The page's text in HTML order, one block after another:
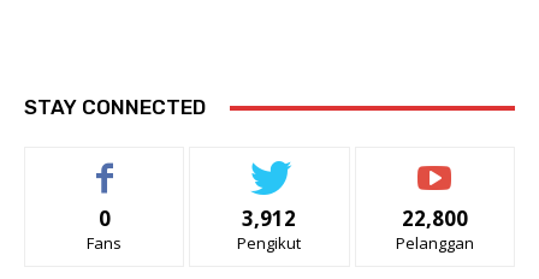
STAY CONNECTED
0
Fans
3,912
Pengikut
22,800
Pelanggan